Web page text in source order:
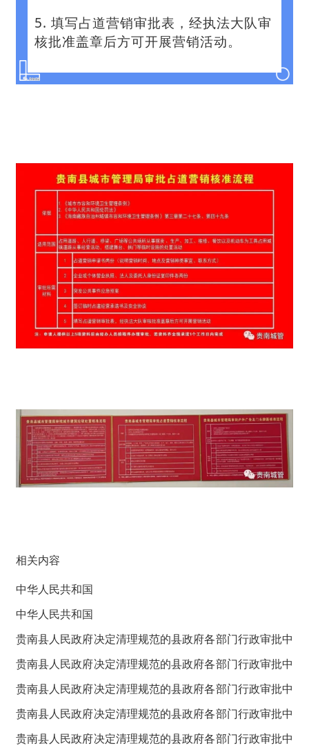
5. 填写占道营销审批表，经执法大队审
核批准盖章后方可开展营销活动‍。
相关内容
中华人民共和国
中华人民共和国
贵南县人民政府决定清理规范的县政府各部门行政审批中
介服务事项目录
贵南县人民政府决定清理规范的县政府各部门行政审批中
介服务事项目录
贵南县人民政府决定清理规范的县政府各部门行政审批中
介服务事项目录
贵南县人民政府决定清理规范的县政府各部门行政审批中
介服务事项目录
贵南县人民政府决定清理规范的县政府各部门行政审批中